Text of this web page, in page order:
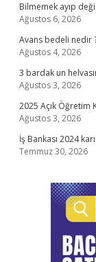
Bilmemek ayıp
Ağustos 6, 2026
Avans bedeli nedir
Ağustos 4, 2026
3 bardak un
Ağustos 3, 2026
2025 Açık Öğretim
Ağustos 3, 2026
İş Bankası 2024
Temmuz 30, 2026